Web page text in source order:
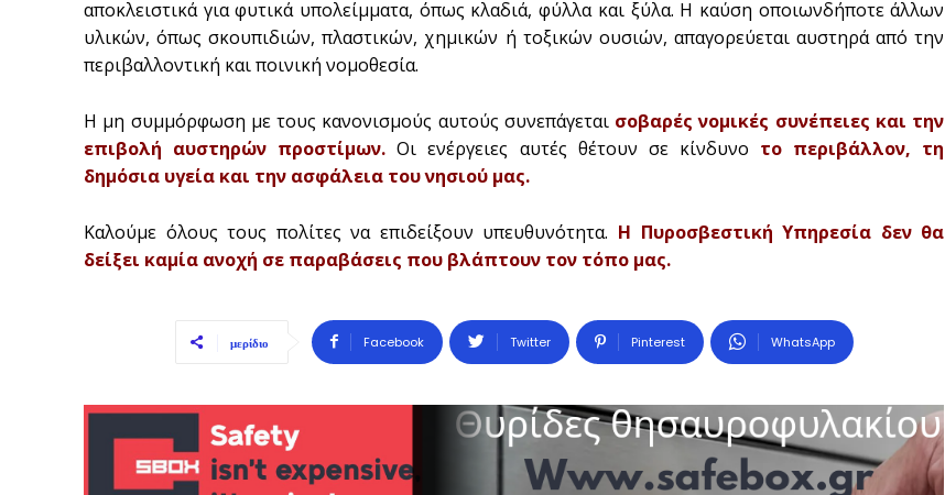
αποκλειστικά για φυτικά υπολείμματα, όπως κλαδιά, φύλλα και ξύλα. Η καύση οποιωνδήποτε άλλων
υλικών, όπως σκουπιδιών, πλαστικών, χημικών ή τοξικών ουσιών, απαγορεύεται αυστηρά από την
περιβαλλοντική και ποινική νομοθεσία.
Η μη συμμόρφωση με τους κανονισμούς αυτούς συνεπάγεται σοβαρές νομικές συνέπειες και την
επιβολή αυστηρών προστίμων. Οι ενέργειες αυτές θέτουν σε κίνδυνο το περιβάλλον, τη
δημόσια υγεία και την ασφάλεια του νησιού μας.
Καλούμε όλους τους πολίτες να επιδείξουν υπευθυνότητα. Η Πυροσβεστική Υπηρεσία δεν θα
δείξει καμία ανοχή σε παραβάσεις που βλάπτουν τον τόπο μας.
μερίδιο Facebook Twitter Pinterest WhatsApp